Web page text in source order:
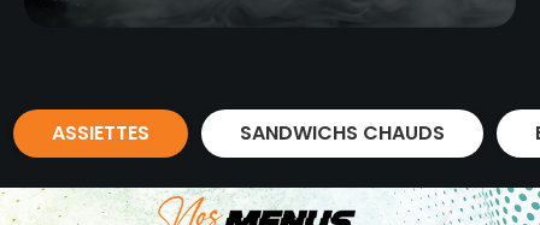
ASSIETTES SANDWICHS CHAUDS